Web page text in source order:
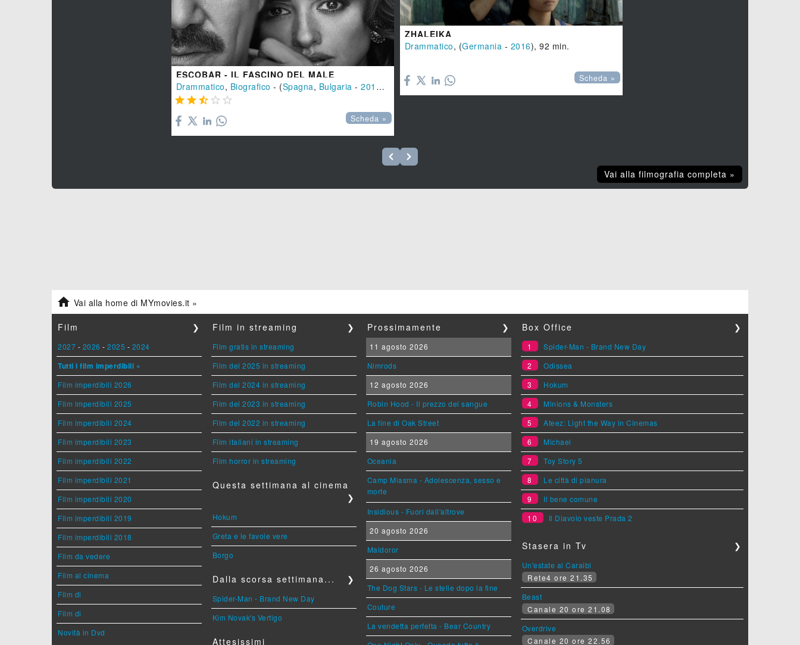
ESCOBAR - IL FASCINO DEL MALE
Drammatico, Biografico - (Spagna, Bulgaria -2017
), 123 min.
    
Scheda »
ZHALEIKA
Drammatico, (Germania - 2016), 92 min.
Scheda »
Vai alla filmografia completa »
 Vai alla home di MYmovies.it »
Film ❯
2027 - 2026 - 2025 - 2024
Tutti i film imperdibili »
Film imperdibili 2026
Film imperdibili 2025
Film imperdibili 2024
Film imperdibili 2023
Film imperdibili 2022
Film imperdibili 2021
Film imperdibili 2020
Film imperdibili 2019
Film imperdibili 2018
Film da vedere
Film al cinema
Film di
Film di
Novità in Dvd
Film in streaming ❯
Film gratis in streaming
Film del 2025 in streaming
Film del 2024 in streaming
Film del 2023 in streaming
Film del 2022 in streaming
Film italiani in streaming
Film horror in streaming
Questa settimana al cinema
❯
Hokum
Greta e le favole vere
Borgo
Dalla scorsa settimana... ❯
Spider-Man - Brand New Day
Kim Novak's Vertigo
Attesissimi
Prossimamente ❯
11 agosto 2026
Nimrods
12 agosto 2026
Robin Hood - Il prezzo del sangue
La fine di Oak Street
19 agosto 2026
Oceania
Camp Miasma - Adolescenza, sesso e
morte
Insidious - Fuori dall'altrove
20 agosto 2026
Maldoror
26 agosto 2026
The Dog Stars - Le stelle dopo la fine
Couture
La vendetta perfetta - Bear Country
Box Office ❯
1
Spider-Man - Brand New Day
2
Odissea
3
Hokum
4
Minions & Monsters
5
Ateez: Light the Way in Cinemas
6
Michael
7
Toy Story 5
8
Le città di pianura
9
Il bene comune
10
Il Diavolo veste Prada 2
Stasera in Tv ❯
Un'estate ai Caraibi
Rete4 ore 21.35
Beast
Canale 20 ore 21.08
Overdrive
Canale 20 ore 22.56